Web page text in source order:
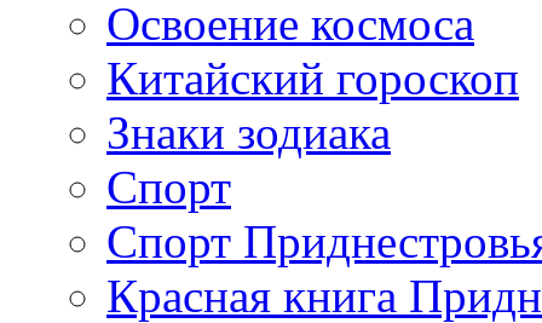
Освоение космоса
Китайский гороскоп
Знаки зодиака
Спорт
Спорт
Красная книга